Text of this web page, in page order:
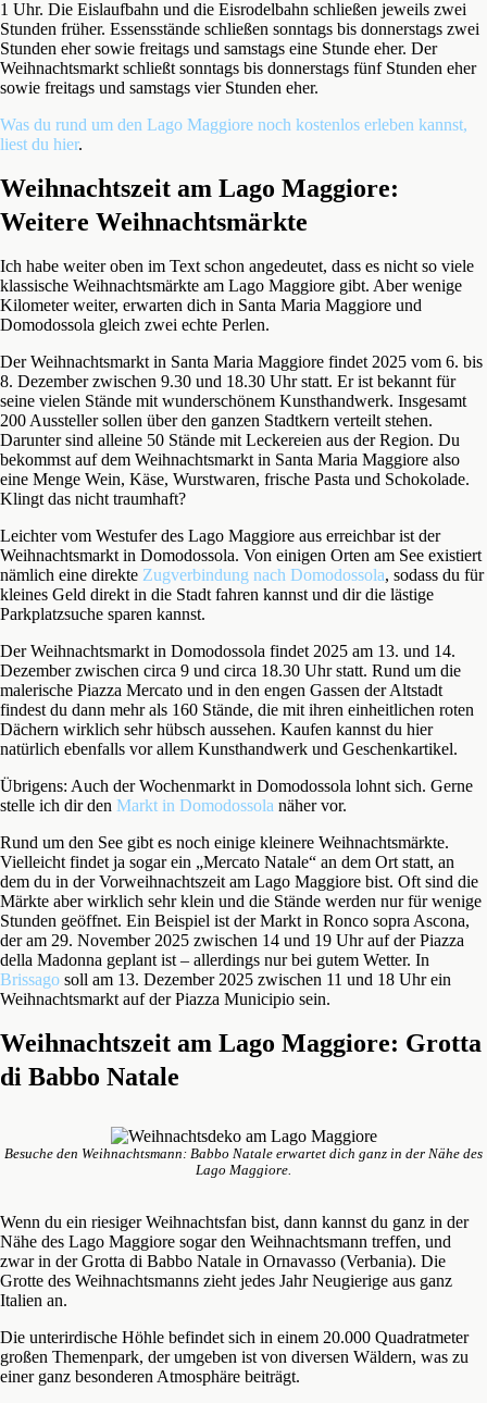
1 Uhr. Die Eislaufbahn und die Eisrodelbahn schließen jeweils zwei
Stunden früher. Essensstände schließen sonntags bis donnerstags zwei
Stunden eher sowie freitags und samstags eine Stunde eher. Der
Weihnachtsmarkt schließt sonntags bis donnerstags fünf Stunden eher
sowie freitags und samstags vier Stunden eher.
Was du rund um den Lago Maggiore noch kostenlos erleben kannst,
liest du hier.
Weihnachtszeit am Lago Maggiore:
Weitere Weihnachtsmärkte
Ich habe weiter oben im Text schon angedeutet, dass es nicht so viele
klassische Weihnachtsmärkte am Lago Maggiore gibt. Aber wenige
Kilometer weiter, erwarten dich in Santa Maria Maggiore und
Domodossola gleich zwei echte Perlen.
Der Weihnachtsmarkt in Santa Maria Maggiore findet 2025 vom 6. bis
8. Dezember zwischen 9.30 und 18.30 Uhr statt. Er ist bekannt für
seine vielen Stände mit wunderschönem Kunsthandwerk. Insgesamt
200 Aussteller sollen über den ganzen Stadtkern verteilt stehen.
Darunter sind alleine 50 Stände mit Leckereien aus der Region. Du
bekommst auf dem Weihnachtsmarkt in Santa Maria Maggiore also
eine Menge Wein, Käse, Wurstwaren, frische Pasta und Schokolade.
Klingt das nicht traumhaft?
Leichter vom Westufer des Lago Maggiore aus erreichbar ist der
Weihnachtsmarkt in Domodossola. Von einigen Orten am See existiert
nämlich eine direkte Zugverbindung nach Domodossola, sodass du für
kleines Geld direkt in die Stadt fahren kannst und dir die lästige
Parkplatzsuche sparen kannst.
Der Weihnachtsmarkt in Domodossola findet 2025 am 13. und 14.
Dezember zwischen circa 9 und circa 18.30 Uhr statt. Rund um die
malerische Piazza Mercato und in den engen Gassen der Altstadt
findest du dann mehr als 160 Stände, die mit ihren einheitlichen roten
Dächern wirklich sehr hübsch aussehen. Kaufen kannst du hier
natürlich ebenfalls vor allem Kunsthandwerk und Geschenkartikel.
Übrigens: Auch der Wochenmarkt in Domodossola lohnt sich. Gerne
stelle ich dir den Markt in Domodossola näher vor.
Rund um den See gibt es noch einige kleinere Weihnachtsmärkte.
Vielleicht findet ja sogar ein „Mercato Natale“ an dem Ort statt, an
dem du in der Vorweihnachtszeit am Lago Maggiore bist. Oft sind die
Märkte aber wirklich sehr klein und die Stände werden nur für wenige
Stunden geöffnet. Ein Beispiel ist der Markt in Ronco sopra Ascona,
der am 29. November 2025 zwischen 14 und 19 Uhr auf der Piazza
della Madonna geplant ist – allerdings nur bei gutem Wetter. In
Brissago soll am 13. Dezember 2025 zwischen 11 und 18 Uhr ein
Weihnachtsmarkt auf der Piazza Municipio sein.
Weihnachtszeit am Lago Maggiore: Grotta
di Babbo Natale
Besuche den Weihnachtsmann: Babbo Natale erwartet dich ganz in der Nähe des
Lago Maggiore.
Wenn du ein riesiger Weihnachtsfan bist, dann kannst du ganz in der
Nähe des Lago Maggiore sogar den Weihnachtsmann treffen, und
zwar in der Grotta di Babbo Natale in Ornavasso (Verbania). Die
Grotte des Weihnachtsmanns zieht jedes Jahr Neugierige aus ganz
Italien an.
Die unterirdische Höhle befindet sich in einem 20.000 Quadratmeter
großen Themenpark, der umgeben ist von diversen Wäldern, was zu
einer ganz besonderen Atmosphäre beiträgt.